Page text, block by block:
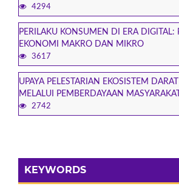
4294
PERILAKU KONSUMEN DI ERA DIGITAL:
EKONOMI MAKRO DAN MIKRO
3617
UPAYA PELESTARIAN EKOSISTEM
MELALUI PEMBERDAYAAN MASYARAKAT
2742
KEYWORDS